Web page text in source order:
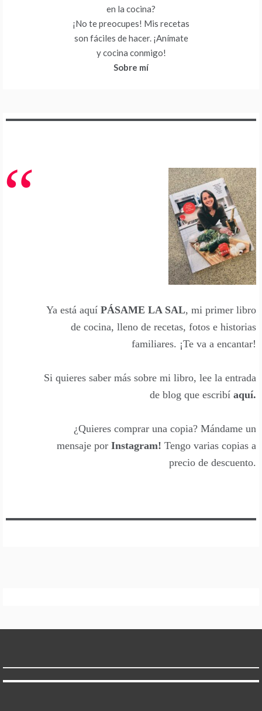
en la cocina?
¡No te preocupes! Mis recetas
son fáciles de hacer. ¡Anímate
y cocina conmigo!
Sobre mí
Ya está aquí PÁSAME LA SAL, mi primer libro
de cocina, lleno de recetas, fotos e historias
familiares. ¡Te va a encantar!
Si quieres saber más sobre mi libro, lee la entrada
de blog que escribí aquí.
¿Quieres comprar una copia? Mándame un
mensaje por Instagram! Tengo varias copias a
precio de descuento.